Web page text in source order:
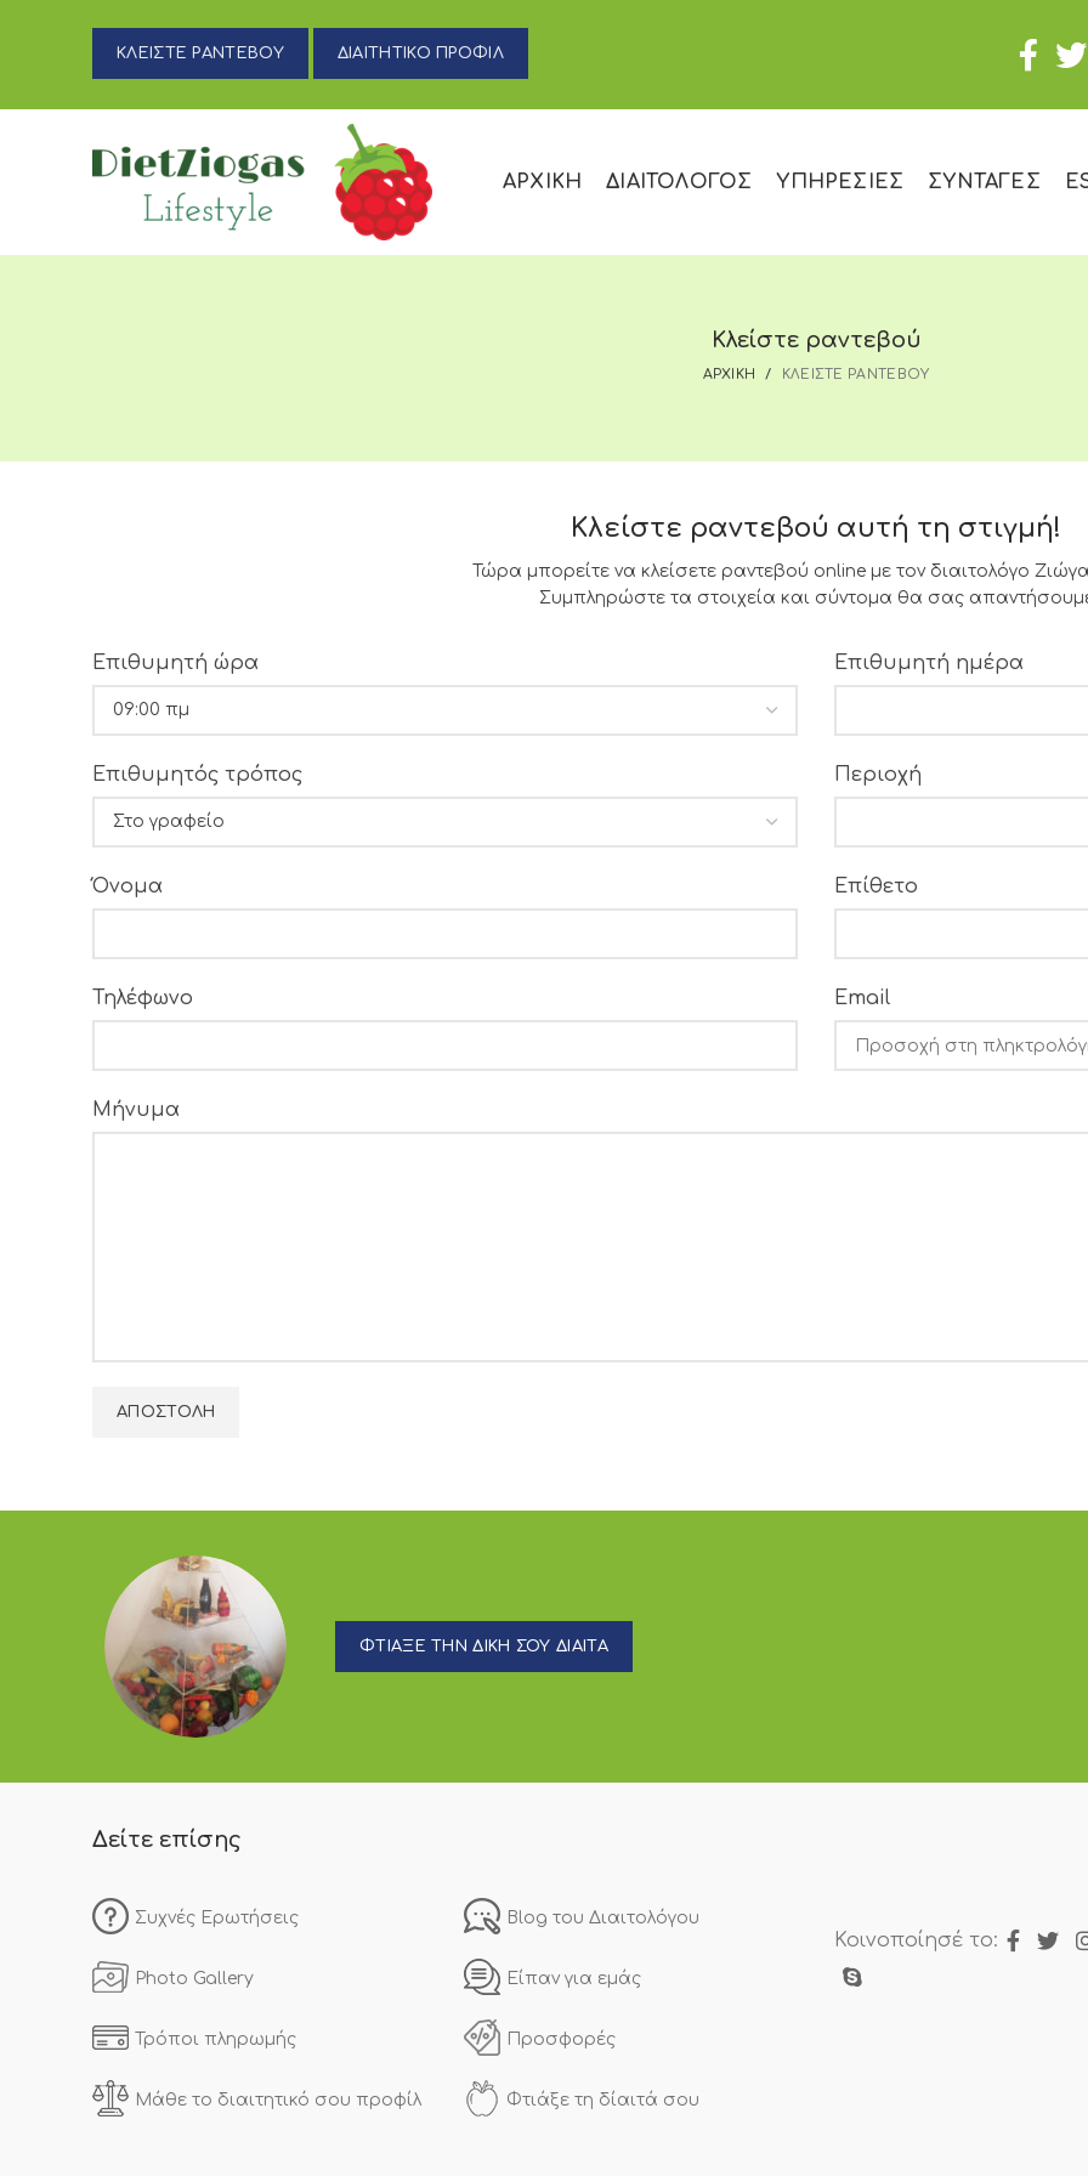
ΚΛΕΙΣΤΕ ΡΑΝΤΕΒΟΥ ΔΙΑΙΤΗΤΙΚΟ ΠΡΟΦΙΛ
ΑΡΧΙΚΗ ΔΙΑΙΤΟΛΟΓΟΣ ΥΠΗΡΕΣΙΕΣ ΣΥΝΤΑΓΕΣ
Κλείστε ραντεβού
ΑΡΧΙΚΗ ΚΛΕΙΣΤΕ ΡΑΝΤΕΒΟΥ
Κλείστε ραντεβού αυτή τη στιγμή!
Τώρα μπορείτε να κλείσετε ραντεβού online με τον διαιτολόγο
Συμπληρώστε τα στοιχεία και σύντομα θα σας
Επιθυμητή ώρα Επιθυμητή ημέρα
Επιθυμητός τρόπος Περιοχή
Όνομα Επίθετο
Τηλέφωνο Email
Μήνυμα
ΦΤΙΑΞΕ ΤΗΝ ΔΙΚΗ ΣΟΥ ΔΙΑΙΤΑ
Δείτε επίσης
Συχνές Ερωτήσεις
Photo Gallery
Τρόποι πληρωμής
Μάθε το διαιτητικό σου προφίλ
Blog του Διαιτολόγου
Είπαν για εμάς
Προσφορές
Φτιάξε τη δίαιτά σου
Κοινοποίησέ το: